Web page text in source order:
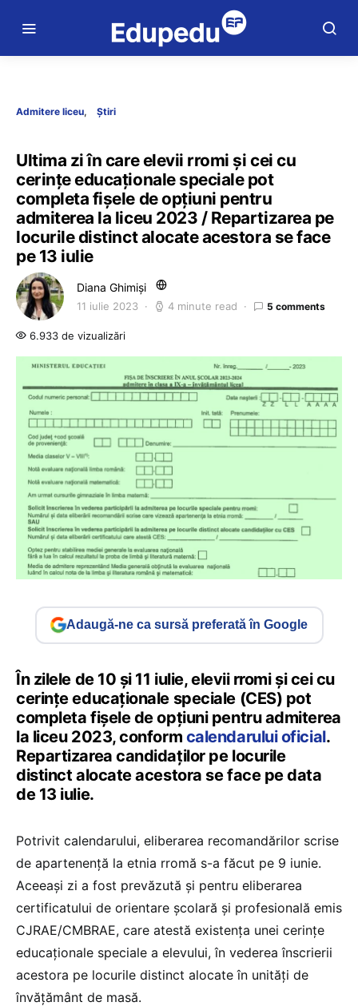
Admitere liceu Știri
Ultima zi în care elevii rromi și cei cu
cerințe educaționale speciale pot
completa fișele de opțiuni pentru
admiterea la liceu 2023 / Repartizarea pe
locurile distinct alocate acestora se face
pe 13 iulie
Diana Ghimiși
11 iulie 2023 4 minute read 5 comments
6.933 de vizualizări
Adaugă-ne ca sursă preferată în Google
În zilele de 10 și 11 iulie, elevii rromi și cei cu
cerințe educaționale speciale (CES) pot
completa fișele de opțiuni pentru admiterea
la liceu 2023, conform calendarului oficial.
Repartizarea candidaților pe locurile
distinct alocate acestora se face pe data
de 13 iulie.
Potrivit calendarului, eliberarea recomandărilor scrise
de apartenență la etnia rromă s-a făcut pe 9 iunie.
Aceeași zi a fost prevăzută și pentru eliberarea
certificatului de orientare școlară și profesională emis
CJRAE/CMBRAE, care atestă existența unei cerințe
educaționale speciale a elevului, în vederea înscrierii
acestora pe locurile distinct alocate în unități de
învățământ de masă.